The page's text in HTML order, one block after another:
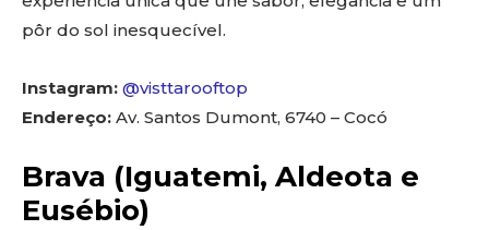
pôr do sol inesquecível.
Instagram: @visttarooftop
Endereço: Av. Santos Dumont, 6740 – Cocó
Brava (Iguatemi, Aldeota e
Eusébio)